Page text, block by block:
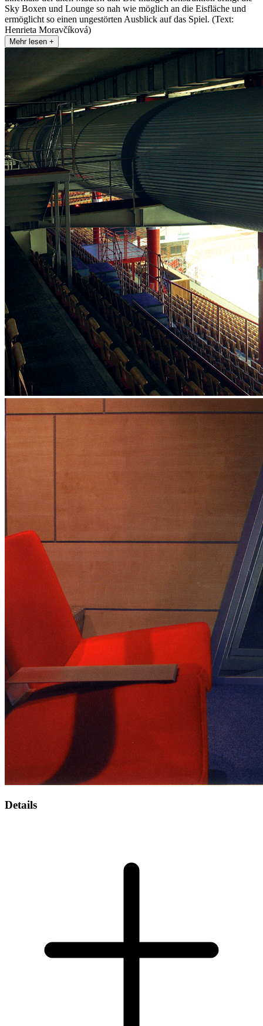
Sky Boxen und Lounge so nah wie möglich an die Eisfläche und
ermöglicht so einen ungestörten Ausblick auf das Spiel. (Text:
Henrieta Moravčíková)
Mehr lesen +
Details